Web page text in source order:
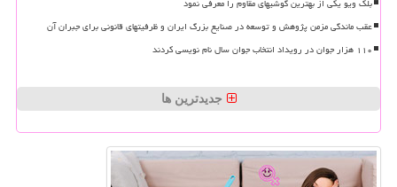
عقب ماندگی مزمن پژوهش و توسعه در صنایع بزرگ ایران و ظرفیتهای قانونی برای جبران آن
۱۱۰ هزار جوان در رویداد انتخاب جوان سال نام نویسی کردند
جدیدترین ها